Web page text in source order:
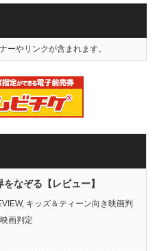
ーやリンクが含まれます。
なぞる【レビュー】
, キッズ＆ティーン向き映画判
画判定